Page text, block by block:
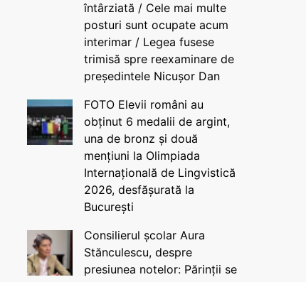
întârziată / Cele mai multe
posturi sunt ocupate acum
interimar / Legea fusese
trimisă spre reexaminare de
președintele Nicușor Dan
FOTO Elevii români au
obținut 6 medalii de argint,
una de bronz și două
mențiuni la Olimpiada
Internațională de Lingvistică
2026, desfășurată la
București
Consilierul școlar Aura
Stănculescu, despre
presiunea notelor: Părinții se